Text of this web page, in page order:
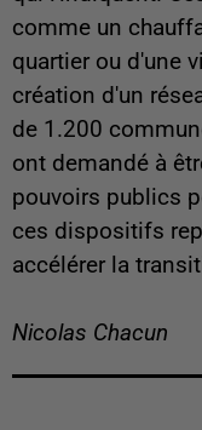
comme un
quartier ou d'une
création d'un
de 1.200
ont demandé à
pouvoirs publics
ces dispositifs
accélérer la
Nicolas Chacun